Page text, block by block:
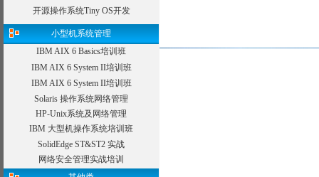
开源操作系统Tiny OS开发
小型机系统管理
IBM AIX 6 Basics培训班
IBM AIX 6 System II培训班
IBM AIX 6 System II培训班
Solaris 操作系统网络管理
HP-Unix系统及网络管理
IBM 大型机操作系统培训班
SolidEdge ST&ST2 实战
网络安全管理实战培训